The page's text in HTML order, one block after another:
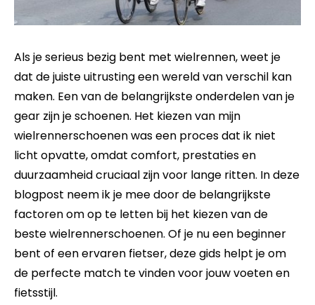
Als je serieus bezig bent met wielrennen, weet je
dat de juiste uitrusting een wereld van verschil kan
maken. Een van de belangrijkste onderdelen van je
gear zijn je schoenen. Het kiezen van mijn
wielrennerschoenen was een proces dat ik niet
licht opvatte, omdat comfort, prestaties en
duurzaamheid cruciaal zijn voor lange ritten. In deze
blogpost neem ik je mee door de belangrijkste
factoren om op te letten bij het kiezen van de
beste wielrennerschoenen. Of je nu een beginner
bent of een ervaren fietser, deze gids helpt je om
de perfecte match te vinden voor jouw voeten en
fietsstijl.